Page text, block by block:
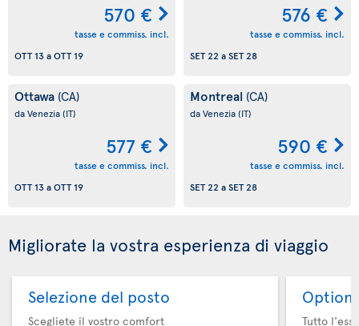
570 €
tasse e commiss. incl.
OTT 13aOTT 19
576 €
tasse e commiss. incl.
SET 22 aSET 28
Ottawa (CA)
da Venezia(IT)
577 €
tasse e commiss. incl.
OTT 13aOTT 19
Montreal (CA)
da Venezia(IT)
590 €
tasse e commiss. incl.
SET 22 aSET 28
Migliorate la vostra esperienza di viaggio
Selezione del posto
Scegliete il vostro comfort
Option
Tutto